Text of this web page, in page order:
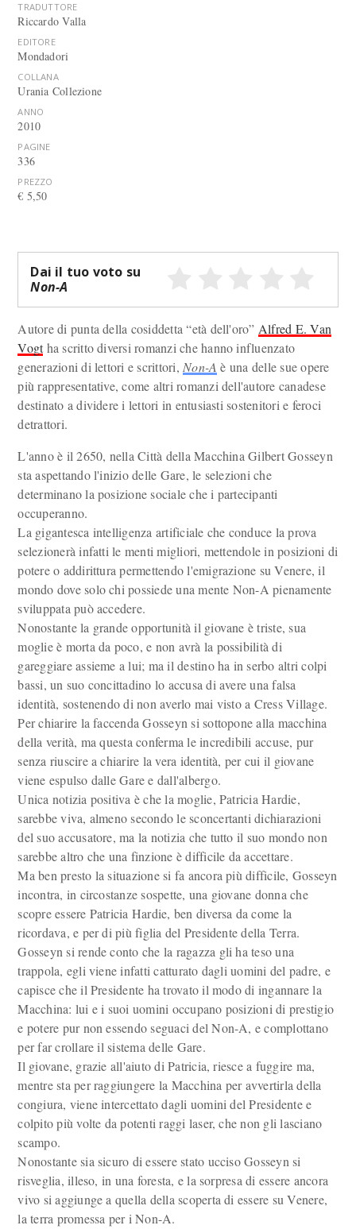
TRADUTTORE
Riccardo Valla
EDITORE
Mondadori
COLLANA
Urania Collezione
ANNO
2010
PAGINE
336
PREZZO
€ 5,50
Dai il tuo voto su
Non-A
Autore di punta della cosiddetta “età dell'oro” Alfred E. Van
Vogtha scritto diversi romanzi che hanno influenzato
generazioni di lettori e scrittori, Non-A è una delle sue opere
più rappresentative, come altri romanzi dell'autore canadese
destinato a dividere i lettori in entusiasti sostenitori e feroci
detrattori.
L'anno è il 2650, nella Città della Macchina Gilbert Gosseyn
sta aspettando l'inizio delle Gare, le selezioni che
determinano la posizione sociale che i partecipanti
occuperanno.
La gigantesca intelligenza artificiale che conduce la prova
selezionerà infatti le menti migliori, mettendole in posizioni di
potere o addirittura permettendo l'emigrazione su Venere, il
mondo dove solo chi possiede una mente Non-A pienamente
sviluppata può accedere.
Nonostante la grande opportunità il giovane è triste, sua
moglie è morta da poco, e non avrà la possibilità di
gareggiare assieme a lui; ma il destino ha in serbo altri colpi
bassi, un suo concittadino lo accusa di avere una falsa
identità, sostenendo di non averlo mai visto a Cress Village.
Per chiarire la faccenda Gosseyn si sottopone alla macchina
della verità, ma questa conferma le incredibili accuse, pur
senza riuscire a chiarire la vera identità, per cui il giovane
viene espulso dalle Gare e dall'albergo.
Unica notizia positiva è che la moglie, Patricia Hardie,
sarebbe viva, almeno secondo le sconcertanti dichiarazioni
del suo accusatore, ma la notizia che tutto il suo mondo non
sarebbe altro che una finzione è difficile da accettare.
Ma ben presto la situazione si fa ancora più difficile, Gosseyn
incontra, in circostanze sospette, una giovane donna che
scopre essere Patricia Hardie, ben diversa da come la
ricordava, e per di più figlia del Presidente della Terra.
Gosseyn si rende conto che la ragazza gli ha teso una
trappola, egli viene infatti catturato dagli uomini del padre, e
capisce che il Presidente ha trovato il modo di ingannare la
Macchina: lui e i suoi uomini occupano posizioni di prestigio
e potere pur non essendo seguaci del Non-A, e complottano
per far crollare il sistema delle Gare.
Il giovane, grazie all'aiuto di Patricia, riesce a fuggire ma,
mentre sta per raggiungere la Macchina per avvertirla della
congiura, viene intercettato dagli uomini del Presidente e
colpito più volte da potenti raggi laser, che non gli lasciano
scampo.
Nonostante sia sicuro di essere stato ucciso Gosseyn si
risveglia, illeso, in una foresta, e la sorpresa di essere ancora
vivo si aggiunge a quella della scoperta di essere su Venere,
la terra promessa per i Non-A.